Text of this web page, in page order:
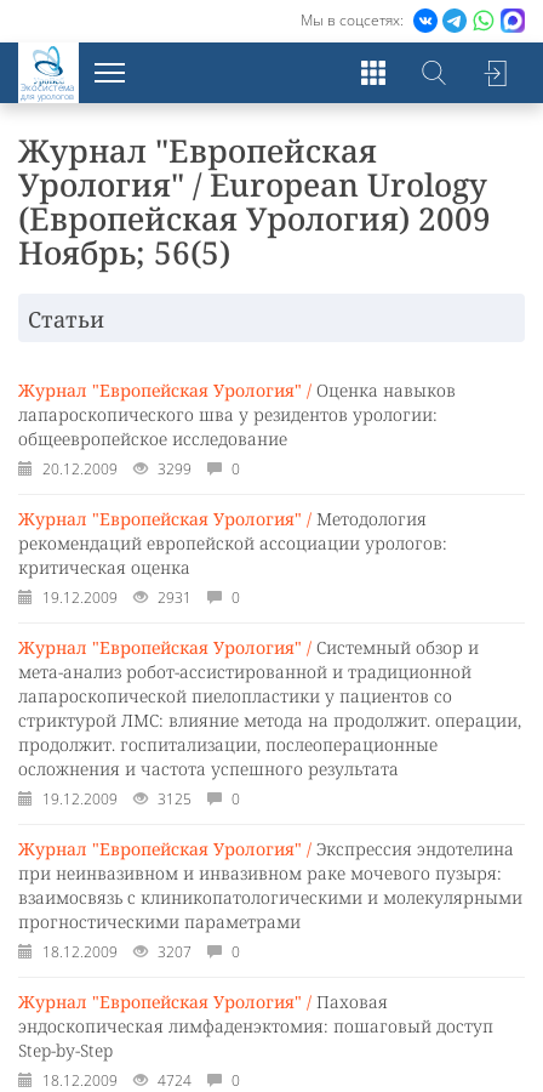
Мы в соцсетях:
Экосистема
для урологов
Журнал "Европейская
Урология" / European Urology
(Европейская Урология) 2009
Ноябрь; 56(5)
Статьи
Журнал "Европейская Урология" / Оценка навыков
лапароскопического шва у резидентов урологии:
общеевропейское исследование
20.12.2009 3299 0
Журнал "Европейская Урология" / Методология
рекомендаций европейской ассоциации урологов:
критическая оценка
19.12.2009 2931 0
Журнал "Европейская Урология" / Системный обзор и
мета-анализ робот-ассистированной и традиционной
лапароскопической пиелопластики у пациентов со
стриктурой ЛМС: влияние метода на продолжит. операции,
продолжит. госпитализации, послеоперационные
осложнения и частота успешного результата
19.12.2009 3125 0
Журнал "Европейская Урология" / Экспрессия эндотелина
при неинвазивном и инвазивном раке мочевого пузыря:
взаимосвязь с клиникопатологическими и молекулярными
прогностическими параметрами
18.12.2009 3207 0
Журнал "Европейская Урология" / Паховая
эндоскопическая лимфаденэктомия: пошаговый доступ
Step-by-Step
18.12.2009 4724 0